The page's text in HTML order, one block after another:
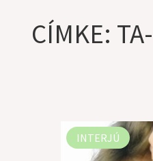
CÍMKE:
INTERJÚ